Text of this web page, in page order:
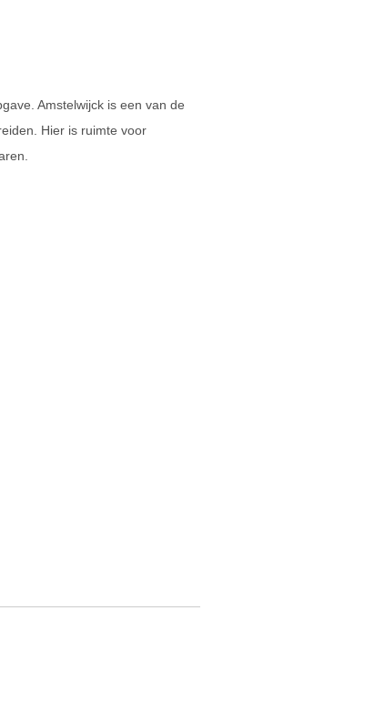
Amstelwijck is een van de
Hier is ruimte voor